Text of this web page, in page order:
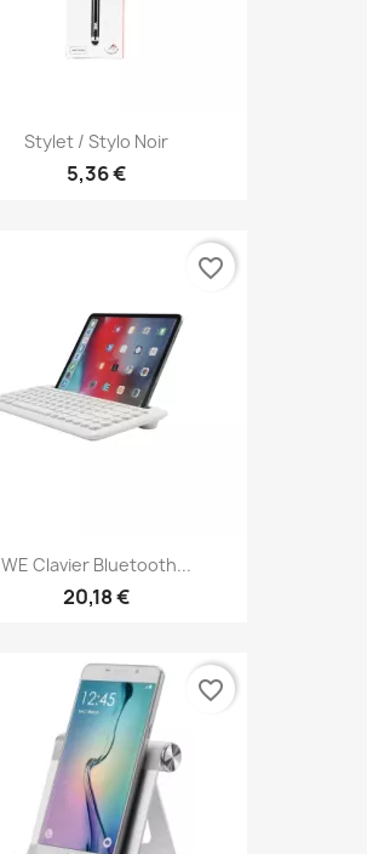
Stylet / Stylo Noir
5,36 €
WE Clavier Bluetooth...
20,18 €
favorite_border
favorite_border